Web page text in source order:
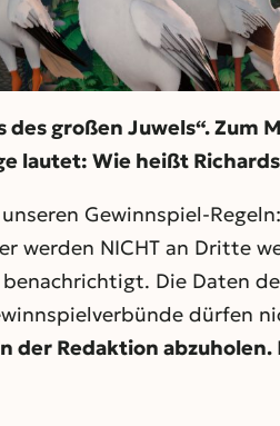
großen Juwels“. Zum
lautet: Wie heißt
Gewinnspiel-
werden NICHT an Dritte
Die Daten
dürfen
der Redaktion abzuholen.